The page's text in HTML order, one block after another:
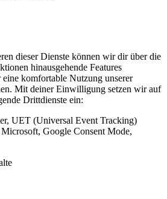
dieser Dienste können wir dir über die
hinausgehende Features
komfortable Nutzung unserer
Mit deiner Einwilligung setzen wir auf
Drittdienste ein:
UET (Universal Event Tracking)
Google Consent Mode,